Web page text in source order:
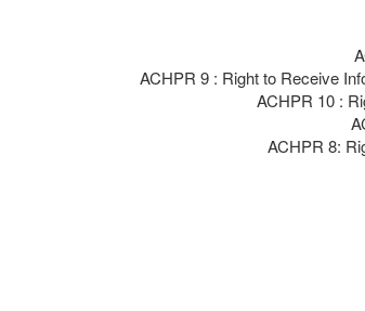
ACHPR 9 : Right to Receive
ACHPR 10 :
ACHPR 8: